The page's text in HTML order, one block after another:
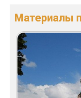
Материалы